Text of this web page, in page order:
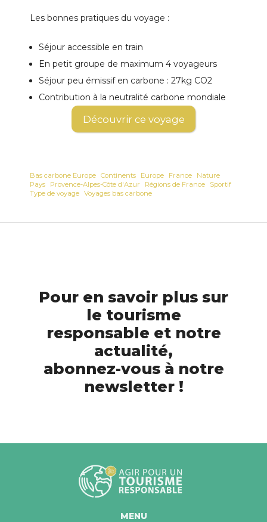
Les bonnes pratiques du voyage :
Séjour accessible en train
En petit groupe de maximum 4 voyageurs
Séjour peu émissif en carbone : 27kg CO2
Contribution à la neutralité carbone mondiale
Découvrir ce voyage
Bas carbone Europe Continents Europe France
Nature
Pays
Provence-Alpes-Côte d'Azur Régions de France
Sportif
Type de voyage Voyages bas carbone
Pour en savoir plus sur
le tourisme
responsable et notre
actualité,
abonnez-vous à notre
newsletter !
MENU